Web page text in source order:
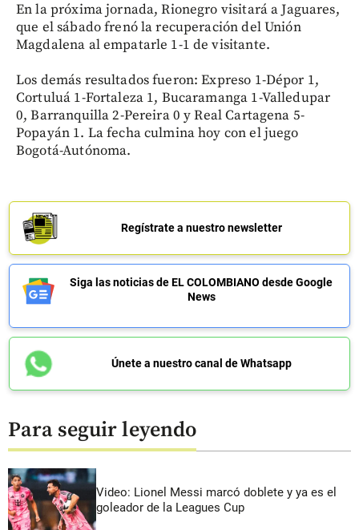
En la próxima jornada, Rionegro visitará a Jaguares,
que el sábado frenó la recuperación del Unión
Magdalena al empatarle 1-1 de visitante.
Los demás resultados fueron: Expreso 1-Dépor 1,
Cortuluá 1-Fortaleza 1, Bucaramanga 1-Valledupar
0, Barranquilla 2-Pereira 0 y Real Cartagena 5-
Popayán 1. La fecha culmina hoy con el juego
Bogotá-Autónoma.
Regístrate a nuestro newsletter
Siga las noticias de EL COLOMBIANO desde Google
News
Únete a nuestro canal de Whatsapp
Para seguir leyendo
Video: Lionel Messi marcó doblete y ya es el
goleador de la Leagues Cup